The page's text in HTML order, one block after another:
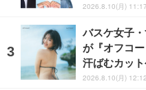
2026.8.10(月) 11:17
バスケ女子
が『オフコ
汗ばむカッ
2026.8.10(月) 12:12